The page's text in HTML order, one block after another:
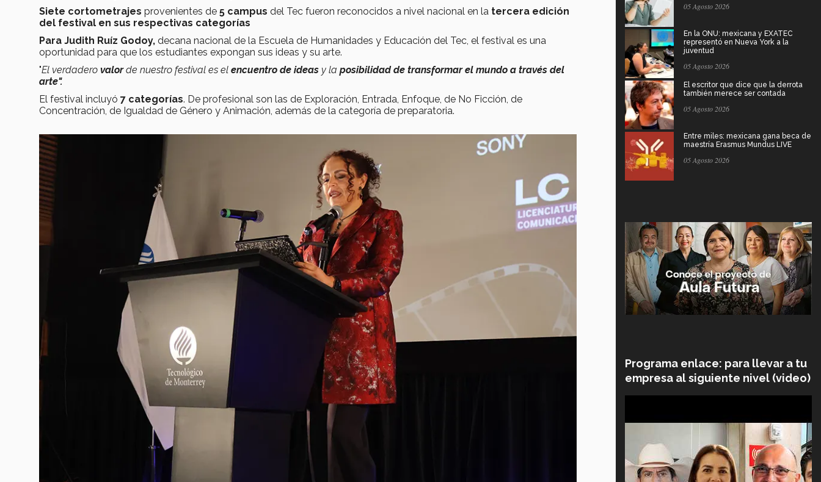
Siete cortometrajes provenientes de 5 campus del Tec fueron reconocidos a nivel nacional en la tercera edición
del festival en sus respectivas categorías
Para Judith Ruíz Godoy, decana nacional de la Escuela de Humanidades y Educación del Tec, el festival es una
oportunidad para que los estudiantes expongan sus ideas y su arte.
"El verdadero valorde nuestro festival es el encuentro de ideas y la posibilidad de transformar el mundo a través del
arte".
El festival incluyó 7 categorías. De profesional son las de Exploración, Entrada, Enfoque, de No Ficción, de
Concentración, de Igualdad de Género y Animación, además de la categoría de preparatoria.
05 Agosto 2026
En la ONU: mexicana y EXATEC
representó en Nueva York a la
juventud
05 Agosto 2026
El escritor que dice que la derrota
también merece ser contada
05 Agosto 2026
Entre miles: mexicana gana beca de
maestría Erasmus Mundus LIVE
05 Agosto 2026
Programa enlace: para llevar a tu
empresa al siguiente nivel (video)